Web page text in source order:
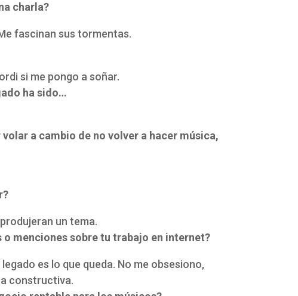
charla?
fascinan sus tormentas.
si me pongo a soñar.
ha sido…
a cambio de no volver a hacer música,
un tema.
menciones sobre tu trabajo en internet?
es lo que queda. No me obsesiono,
constructiva.